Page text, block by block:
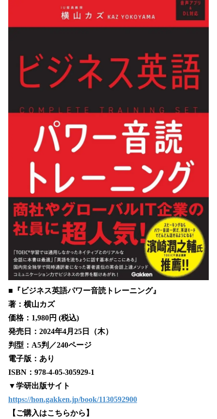
■『ビジネス英語パワー音読トレーニング』
著：横山カズ
価格：1,980円 (税込)
発売日：2024年4月25日（木）
判型：A5判／240ページ
電子版：あり
ISBN：‎978-4-05-305929-1
▼学研出版サイト
https://hon.gakken.jp/book/1130592900
【ご購入はこちらから】